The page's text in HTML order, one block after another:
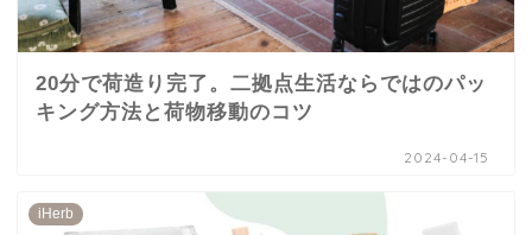
20分で荷造り完了。二拠点生活ならではのパッ
キング方法と荷物移動のコツ
2024-04-15
iHerb